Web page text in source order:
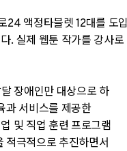
24 액정타블렛12대를 도
. 실제 웹툰 작가를 강사로
장애인만 대상으로 하
과 서비스를 제공한
및 직업 훈련 프로그램
적극적으로 추진하면서